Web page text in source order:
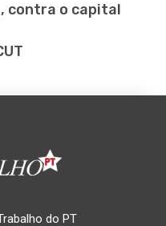
contra o capital
do PT